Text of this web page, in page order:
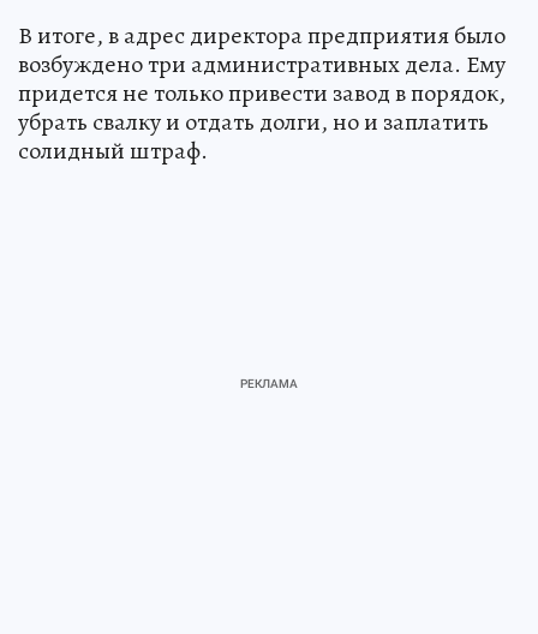
В итоге, в адрес директора предприятия было
возбуждено три административных дела. Ему
придется не только привести завод в порядок,
убрать свалку и отдать долги, но и заплатить
солидный штраф.